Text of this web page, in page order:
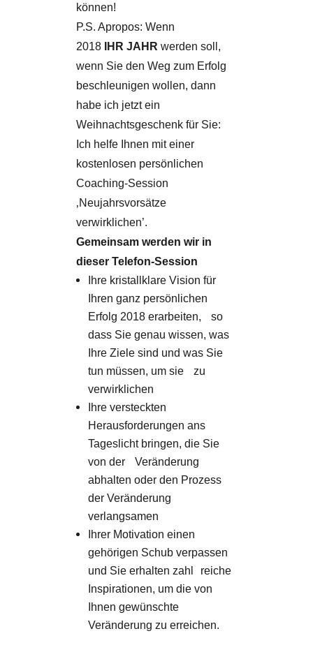
können!
P.S. Apropos: Wenn
2018
IHR JAHR werden soll,
wenn Sie den Weg zum Erfolg
beschleunigen wollen, dann
habe ich jetzt ein
Weihnachtsgeschenk für Sie:
Ich helfe Ihnen mit einer
kostenlosen persönlichen
Coaching-Session
‚Neujahrsvorsätze
verwirklichen’.
Gemeinsam werden wir in
dieser Telefon-Session
Ihre kristallklare Vision für
Ihren ganz persönlichen
Erfolg 2018 erarbeiten, so
dass Sie genau wissen, was
Ihre Ziele sind und was Sie
tun müssen, um sie zu
verwirklichen
Ihre versteckten
Herausforderungen ans
Tageslicht bringen, die Sie
von der Veränderung
abhalten oder den Prozess
der Veränderung
verlangsamen
Ihrer Motivation einen
gehörigen Schub verpassen
und Sie erhalten zahl reiche
Inspirationen, um die von
Ihnen gewünschte
Veränderung zu erreichen.